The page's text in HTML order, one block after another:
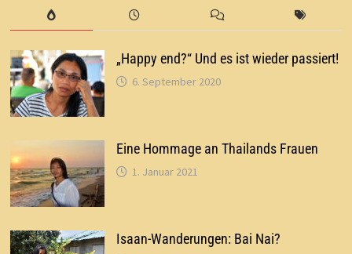
„Happy end?“ Und es ist wieder passiert!
6. September 2020
Eine Hommage an Thailands Frauen
1. Januar 2021
Isaan-Wanderungen: Bai Nai?